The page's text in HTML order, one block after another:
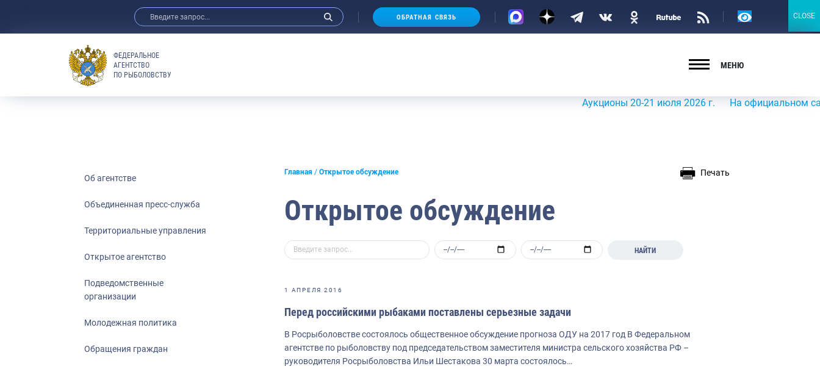
ОБРАТНАЯ СВЯЗЬ
Версия
ФЕДЕРАЛЬНОЕ
АГЕНТСТВО
ПО РЫБОЛОВСТВУ
МЕНЮ
Аукционы 20-21 июля 2026 г. На официальном сайте
Об агентстве
Объединенная пресс-служба
Территориальные управления
Открытое агентство
Подведомственные
организации
Молодежная политика
Обращения граждан
Главная Открытое обсуждение Печать
Открытое обсуждение
НАЙТИ
1 АПРЕЛЯ 2016
Перед российскими рыбаками поставлены серьезные задачи
В Росрыболовстве состоялось общественное обсуждение прогноза ОДУ на 2017 год В Федеральном
агентстве по рыболовству под председательством заместителя министра сельского хозяйства РФ –
руководителя Росрыболовства Ильи Шестакова 30 марта состоялось…
CLOSE
CLOSE